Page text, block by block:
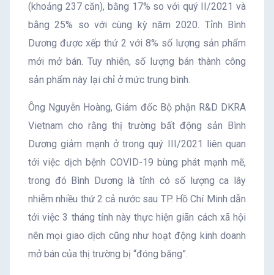
(khoảng 237 căn), bằng 17% so với quý II/2021 và
bằng 25% so với cùng kỳ năm 2020. Tỉnh Bình
Dương được xếp thứ 2 với 8% số lượng sản phẩm
mới mở bán. Tuy nhiên, số lượng bán thành công
sản phẩm này lại chỉ ở mức trung bình.
Ông Nguyễn Hoàng, Giám đốc Bộ phận R&D DKRA
Vietnam cho rằng thị trường bất động sản Bình
Dương giảm mạnh ở trong quý III/2021 liên quan
tới việc dịch bệnh COVID-19 bùng phát mạnh mẽ,
trong đó Bình Dương là tỉnh có số lượng ca lây
nhiễm nhiều thứ 2 cả nước sau TP. Hồ Chí Minh dẫn
tới việc 3 tháng tỉnh này thực hiện giãn cách xã hội
nên mọi giao dịch cũng như hoạt động kinh doanh
mở bán của thị trường bị “đóng băng”.